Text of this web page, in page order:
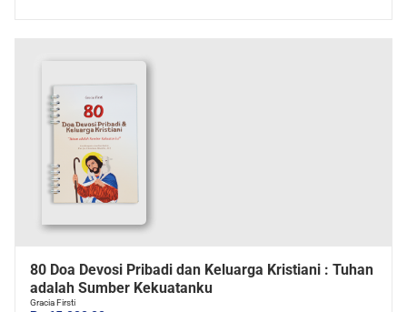
80 Doa Devosi Pribadi dan Keluarga Kristiani : Tuhan
adalah Sumber Kekuatanku
Gracia Firsti